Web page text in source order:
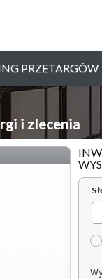
PRZETARGÓW
i zlecenia